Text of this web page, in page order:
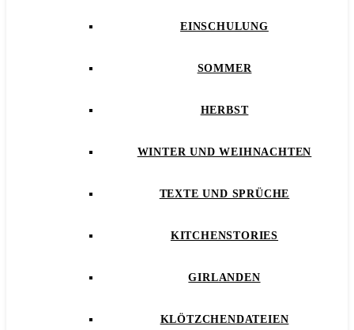
EINSCHULUNG
SOMMER
HERBST
WINTER UND WEIHNACHTEN
TEXTE UND SPRÜCHE
KITCHENSTORIES
GIRLANDEN
KLÖTZCHENDATEIEN